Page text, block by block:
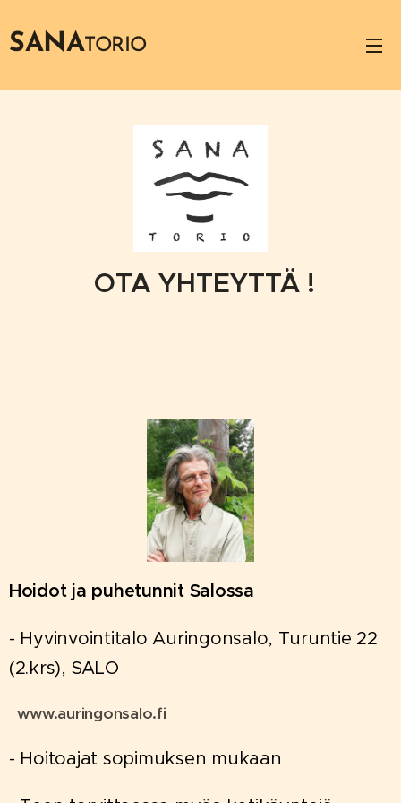
SANATORIO
OTA YHTEYTTÄ !
Hoidot ja puhetunnit Salossa
- Hyvinvointitalo Auringonsalo, Turuntie 22
(2.krs), SALO
www.auringonsalo.fi
- Hoitoajat sopimuksen mukaan